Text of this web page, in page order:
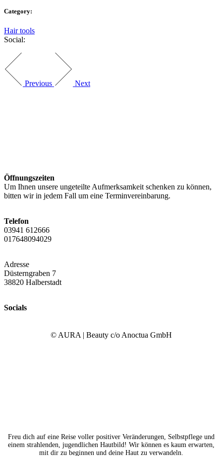
Category:
Hair tools
Social:
Previous Next
Öffnungszeiten
Um Ihnen unsere ungeteilte Aufmerksamkeit schenken zu können,
bitten wir in jedem Fall um eine Terminvereinbarung.
Telefon
03941 612666
017648094029
Adresse
Düsterngraben 7
38820 Halberstadt
Socials
© AURA | Beauty c/o Anoctua GmbH
Freu dich auf eine Reise voller positiver Veränderungen, Selbstpflege und
einem strahlenden, jugendlichen Hautbild! Wir können es kaum erwarten,
mit dir zu beginnen und deine Haut zu verwandeln.